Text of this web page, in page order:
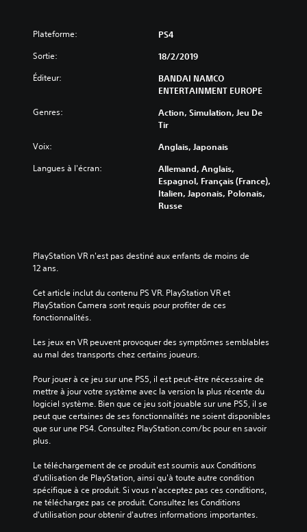
Plateforme: PS4
Sortie: 18/2/2019
Éditeur:
BANDAI NAMCO
ENTERTAINMENT EUROPE
Genres:
Action, Simulation, Jeu De
Tir
Voix: Anglais, Japonais
Langues à l'écran:
Allemand, Anglais,
Espagnol, Français (France),
Italien, Japonais, Polonais,
Russe
PlayStation VR n'est pas destiné aux enfants de moins de
12 ans.
Cet article inclut du contenu PS VR. PlayStation VR et
PlayStation Camera sont requis pour profiter de ces
fonctionnalités.
Les jeux en VR peuvent provoquer des symptômes semblables
au mal des transports chez certains joueurs.
Pour jouer à ce jeu sur une PS5, il est peut-être nécessaire de
mettre à jour votre système avec la version la plus récente du
logiciel système. Bien que ce jeu soit jouable sur une PS5, il se
peut que certaines de ses fonctionnalités ne soient disponibles
que sur une PS4. Consultez PlayStation.com/bc pour en savoir
plus.
Le téléchargement de ce produit est soumis aux Conditions
d'utilisation de PlayStation, ainsi qu'à toute autre condition
spécifique à ce produit. Si vous n'acceptez pas ces conditions,
ne téléchargez pas ce produit. Consultez les Conditions
d'utilisation pour obtenir d'autres informations importantes.